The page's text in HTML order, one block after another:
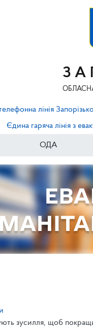
телефонна лінія
Єдина гаряча лінія з
ОДА
зусилля, щоб